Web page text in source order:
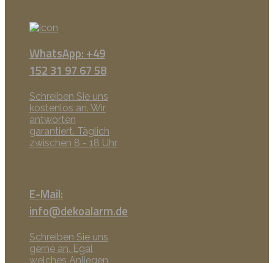
WhatsApp: +49
152 31 97 67 58
Schreiben Sie uns
kostenlos an. Wir
antworten
garantiert. Täglich
zwischen 8 - 18 Uhr
E-Mail:
info@dekoalarm.de
Schreiben Sie uns
gerne an. Egal
welches Anliegen